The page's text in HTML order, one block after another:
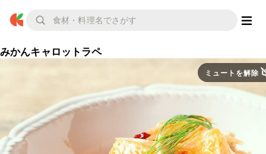
みかんキャロットラペ
ミュートを解除